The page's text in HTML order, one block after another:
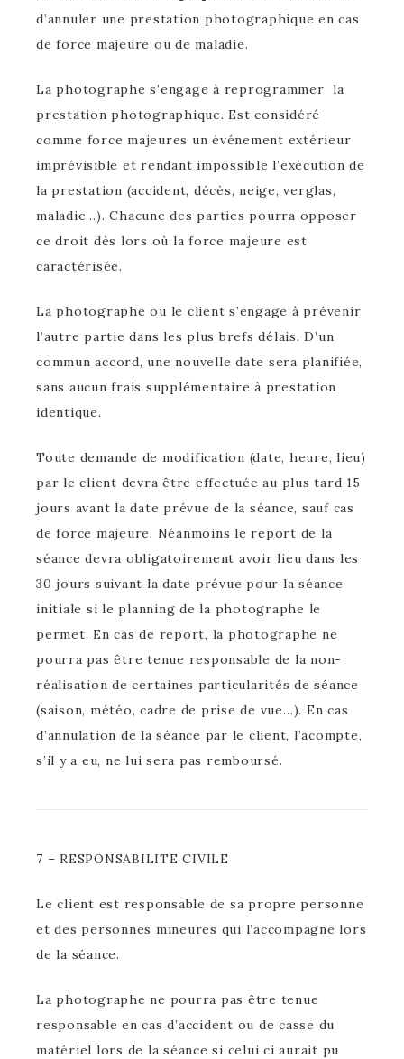
d’annuler une prestation photographique en cas
de force majeure ou de maladie.
La photographe s’engage à reprogrammer la
prestation photographique. Est considéré
comme force majeures un événement extérieur
imprévisible et rendant impossible l’exécution de
la prestation (accident, décès, neige, verglas,
maladie…). Chacune des parties pourra opposer
ce droit dès lors où la force majeure est
caractérisée.
La photographe ou le client s’engage à prévenir
l’autre partie dans les plus brefs délais. D’un
commun accord, une nouvelle date sera planifiée,
sans aucun frais supplémentaire à prestation
identique.
Toute demande de modification (date, heure, lieu)
par le client devra être effectuée au plus tard 15
jours avant la date prévue de la séance, sauf cas
de force majeure. Néanmoins le report de la
séance devra obligatoirement avoir lieu dans les
30 jours suivant la date prévue pour la séance
initiale si le planning de la photographe le
permet. En cas de report, la photographe ne
pourra pas être tenue responsable de la non-
réalisation de certaines particularités de séance
(saison, météo, cadre de prise de vue…). En cas
d’annulation de la séance par le client, l’acompte,
s’il y a eu, ne lui sera pas remboursé.
7 – RESPONSABILITE CIVILE
Le client est responsable de sa propre personne
et des personnes mineures qui l’accompagne lors
de la séance.
La photographe ne pourra pas être tenue
responsable en cas d’accident ou de casse du
matériel lors de la séance si celui ci aurait pu